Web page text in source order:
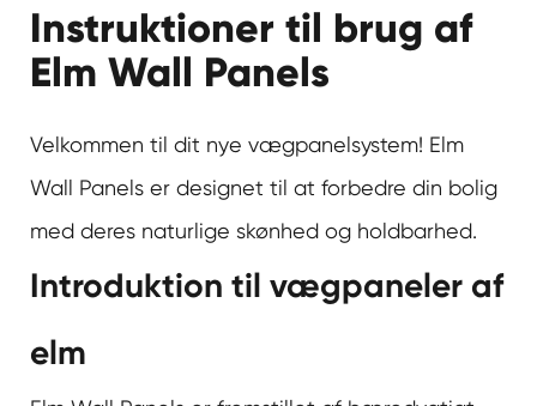
Instruktioner til brug af
Elm Wall Panels
Velkommen til dit nye vægpanelsystem! Elm
Wall Panels er designet til at forbedre din bolig
med deres naturlige skønhed og holdbarhed.
Introduktion til vægpaneler af
elm